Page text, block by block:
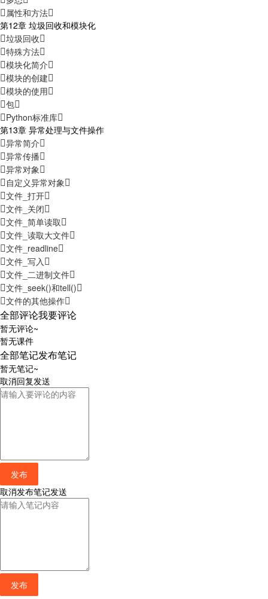
属性和方法
第12章 垃圾回收和模块化
垃圾回收
特殊方法
模块化简介
模块的创建
模块的使用
包
Python标准库
第13章 异常处理与文件操作
异常简介
异常传播
异常对象
自定义异常对象
文件_打开
文件_关闭
文件_简单读取
文件_读取大文件
文件_readline
文件_写入
文件_二进制文件
文件_seek()和tell()
文件的其他操作
全部评论我要评论
暂无评论~
暂无课件
全部笔记发布笔记
暂无笔记~
取消回复发送
发布
取消发布笔记发送
发布